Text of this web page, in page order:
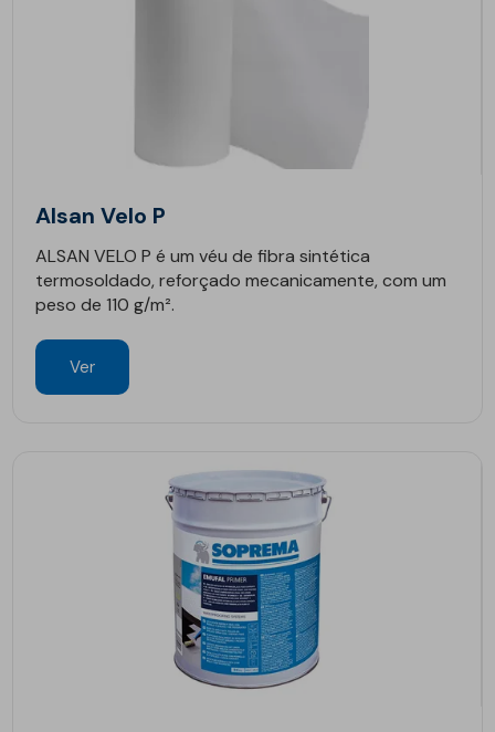
Alsan Velo P
ALSAN VELO P é um véu de fibra sintética
termosoldado, reforçado mecanicamente, com um
peso de 110 g/m².
Ver